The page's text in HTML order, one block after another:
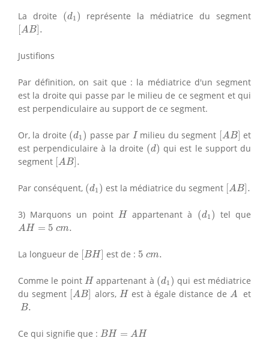
La droite (d1 )
(d1) représente la médiatrice du segment
[AB].
[ A B]
Justifions
Par définition, on sait que : la médiatrice d'un segment
est la droite qui passe par le milieu de ce segment et qui
est perpendiculaire au support de ce segment.
Or, la droite (d1 )
(d1) passe par I
Imilieu du segment [AB]
[ A B] et
est perpendiculaire à la droite (d)
(d) qui est le support du
segment [AB].
[ A B]
Par conséquent, (d1 )
(d1) est la médiatrice du segment [AB].
[ A B].
3) Marquons un point H
Happartenant à (d1 )
(d1) tel que
AH = 5 cm.
A H= cm.
La longueur de [BH]
[BH] est de : 5 cm.
5 cm
Comme le pointH
H appartenant à (d1 )
(d1) qui est médiatrice
du segment [AB]
[ A B] alors, H
Hest à égale distance de A
A et
B.
B.
Ce qui signifie que : BH = AH
BH= H